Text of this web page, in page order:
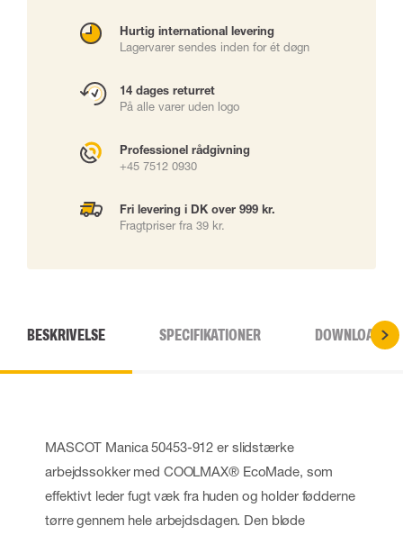
Hurtig international levering
Lagervarer sendes inden for ét døgn
14 dages returret
På alle varer uden logo
Professionel rådgivning
+45 7512 0930
Fri levering i DK over 999 kr.
Fragtpriser fra 39 kr.
BESKRIVELSE SPECIFIKATIONER DOWNLOADS
MASCOT Manica 50453-912 er slidstærke
arbejdssokker med COOLMAX® EcoMade, som
effektivt leder fugt væk fra huden og holder fødderne
tørre gennem hele arbejdsdagen. Den bløde